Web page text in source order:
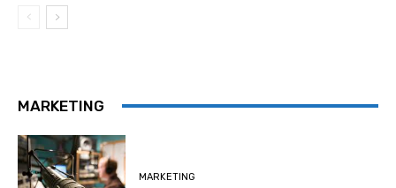
MARKETING
MARKETING